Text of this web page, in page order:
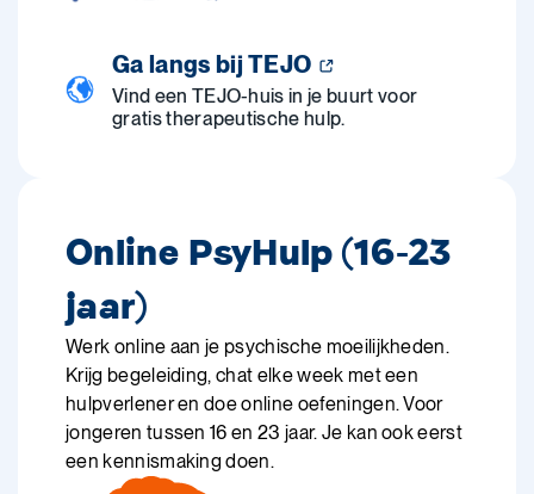
Ga langs bij TEJO
Vind een TEJO-huis in je buurt voor
gratis therapeutische hulp.
Online PsyHulp (16-23
jaar)
Werk online aan je psychische moeilijkheden.
Krijg begeleiding, chat elke week met een
hulpverlener en doe online oefeningen. Voor
jongeren tussen 16 en 23 jaar. Je kan ook eerst
een kennismaking doen.